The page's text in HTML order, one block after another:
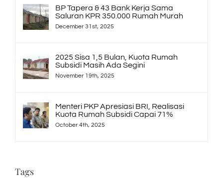
BP Tapera & 43 Bank Kerja Sama
Saluran KPR 350.000 Rumah Murah
December 31st, 2025
2025 Sisa 1,5 Bulan, Kuota Rumah
Subsidi Masih Ada Segini
November 19th, 2025
Menteri PKP Apresiasi BRI, Realisasi
Kuota Rumah Subsidi Capai 71%
October 4th, 2025
Tags